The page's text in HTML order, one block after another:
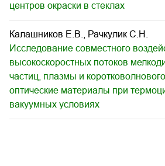
центров окраски в стеклах
Калашников Е.В., Рачкулик С.Н.
Исследование совместного
высокоскоростных потоков
частиц, плазмы и
оптические материалы при
вакуумных условиях